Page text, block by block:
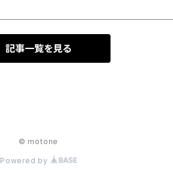
記事一覧を見る
© motone
Powered by